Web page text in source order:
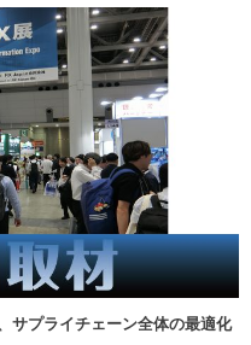
サプライチェーン全体の最適化